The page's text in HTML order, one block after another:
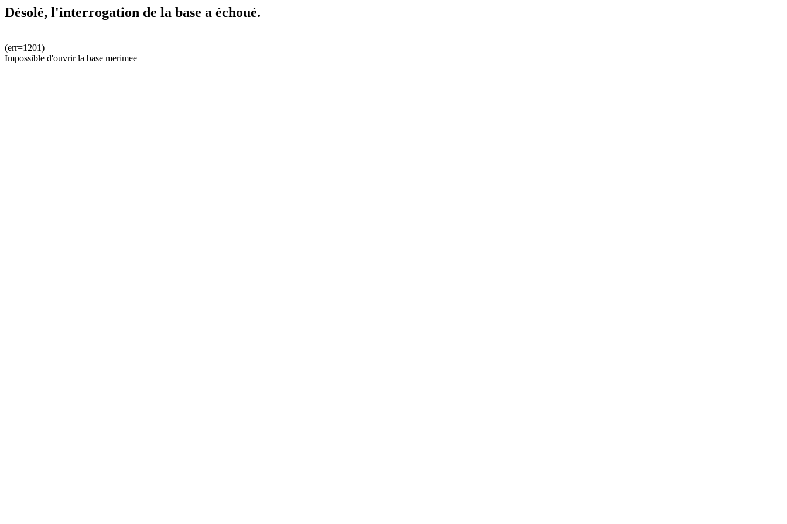
Désolé, l'interrogation de la base a échoué.
(err=1201)
Impossible d'ouvrir la base merimee